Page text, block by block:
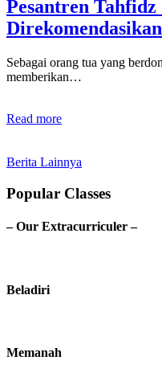
Pesantren
Sebagai orang tua yang
memberikan…
Read more
Berita Lainnya
Popular Classes
– Our Extracurriculer –
Beladiri
Memanah